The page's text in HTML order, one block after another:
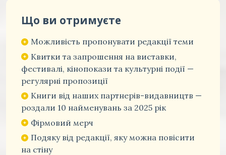
Що ви отримуєте
Можливість пропонувати редакції теми
Квитки та запрошення на виставки,
фестивалі, кінопокази та культурні події —
регулярні пропозиції
Книги від наших партнерів-видавництв —
роздали 10 найменувань за 2025 рік
Фірмовий мерч
Подяку від редакції, яку можна повісити
на стіну